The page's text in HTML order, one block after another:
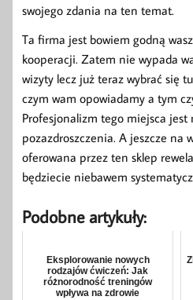
swojego zdania na ten temat.
Ta firma jest bowiem godną
kooperacji. Zatem nie wypada
wizyty lecz już teraz wybrać się
czym wam opowiadamy a tym
Profesjonalizm tego miejsca jest
pozazdroszczenia. A jeszcze na
oferowana przez ten sklep
będziecie niebawem
Podobne artykuły:
Eksplorowanie nowych
rodzajów ćwiczeń: Jak
różnorodność treningów
wpływa na zdrowie